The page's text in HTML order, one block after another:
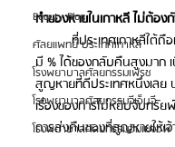
Beauty Blog
ศัลยแพทย์ ประเทศเกาหลี
โรงพยาบาลศัลยกรรมเฟรช
โรงพยาบาลศัลยกรรมจีเอ็นจี
โรงพยาบาลศัลยกรรมอิมเมจอัพ
ทำของหายในเกาหลี ไม่ต้อ
ที่ประเทศเกาหลีใต้ถื
มี % ได้ของกลับคืนสูงมาก
สูญหายที่ดีประเทศหนึ่งเล
เรื่องของการไม่หยิบจับทรั
การส่งคืนของที่สูญหายให้เ